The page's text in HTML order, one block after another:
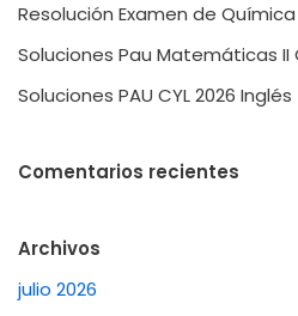
Resolución Examen de Química
Soluciones Pau Matemáticas II
Soluciones PAU CYL 2026 Inglés
Comentarios recientes
Archivos
julio 2026